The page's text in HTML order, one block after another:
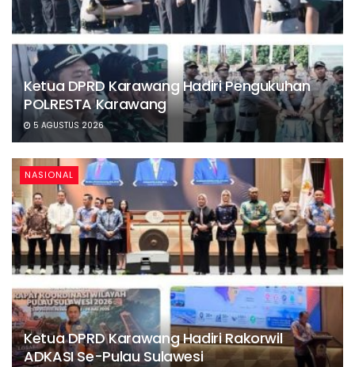
Ketua DPRD Karawang Hadiri Pengukuhan
POLRESTA Karawang
5 AGUSTUS 2026
NASIONAL
Ketua DPRD Karawang Hadiri Rakorwil
ADKASI Se-Pulau Sulawesi